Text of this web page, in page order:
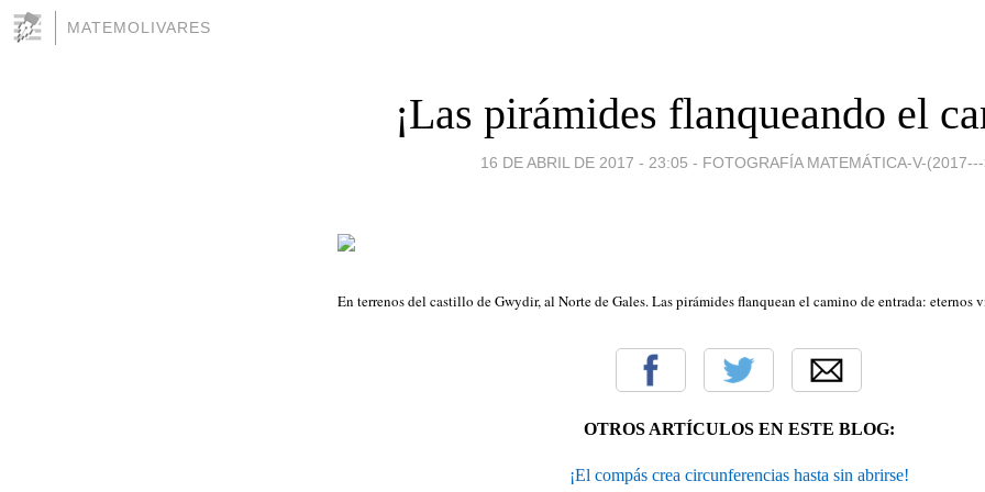
MATEMOLIVARES
¡Las pirámides flanqueando el
16 DE ABRIL DE 2017 - 23:05 - FOTOGRAFÍA MATEMÁTICA-V-
En terrenos del castillo de Gwydir, al Norte de Gales. Las pirámides flanquean el camino de entrada: eternos
OTROS ARTÍCULOS EN ESTE BLOG:
¡El compás crea circunferencias hasta sin abrirse!